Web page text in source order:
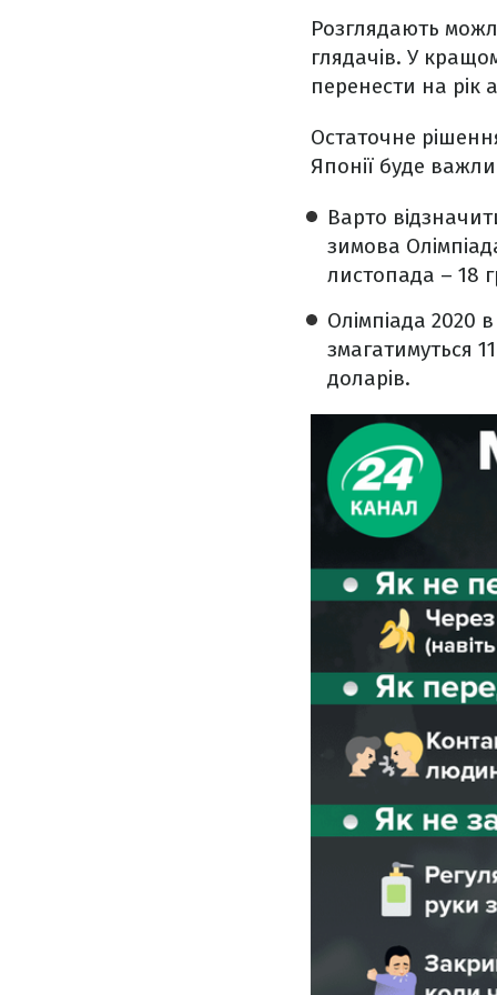
Розглядають
глядачів. У
перенести на рік
Остаточне
Японії буде
Варто
зимова
листопада – 18
Олімпіада 2020
змагатимуться
доларів.